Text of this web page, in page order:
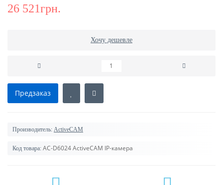
26 521грн.
Хочу дешевле
Предзаказ
Производитель: ActiveCAM
Код товара: AC-D6024 ActiveCAM IP-камера